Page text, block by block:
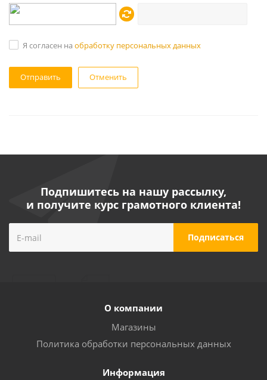
Я согласен на обработку персональных данных
Отменить
Подпишитесь на нашу рассылку,
и получите курс грамотного клиента!
О компании
Магазины
Политика обработки персональных данных
Информация